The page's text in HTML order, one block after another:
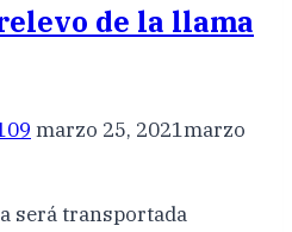
de la llama
marzo 25, 2021marzo
será transportada